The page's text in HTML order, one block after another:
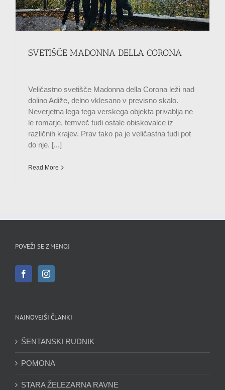
SVETIŠČE MADONNA DELLA CORONA
Veličastno svetišče Madonna della Corona leži nad
dolino Adiže, delno vklesano v previsno skalo.
Neverjetna lega tega verskega objekta privablja ne
le romarje, temveč tudi ostale obiskovalce iz
različnih krajev. Prav tako pa je veličastna tudi pot
do nje. [...]
Read More
POVEŽI SE Z MENOJ
NAJNOVEJŠI ČLANKI
ŠENTANSKI RUDNIK
POMONA
STARA ŽELEZARNA RAVNE